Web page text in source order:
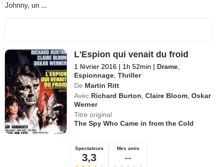
Johnny, un ...
L'Espion qui venait du froid
1 février 2016 | 1h 52min | Drame
Espionnage ,Thriller
De Martin Ritt
Avec Richard Burton ,Claire Bloom ,Oskar
Werner
Titre original
The Spy Who Came in from the Cold
Spectateurs
3,3
Mes amis
--